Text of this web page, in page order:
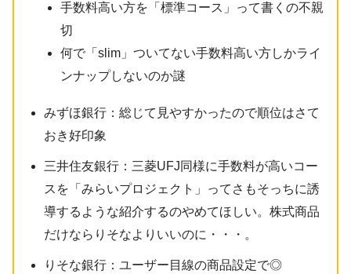
手数料高い方を「標準コース」って書くの不親
切
何で「slim」ついてない手数料高い方しかライ
ンナップしないのか謎
みずほ銀行：総じて見やすかったので順位はさて
おき好印象
三井住友銀行：三菱UFJ同様に手数料が高いコー
スを「みらいプロジェクト」ってさもそっちに誘
導するような紹介するのやめてほしい。株式商品
だけならりそなよりいいのに・・・。
りそな銀行：ユーザー目線の商品設定で◎